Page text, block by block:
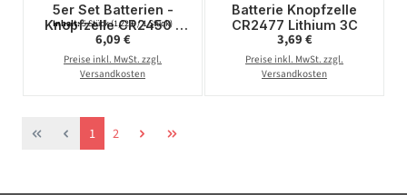
5er Set Batterien -
Knopfzelle CR2450 -
3V - LITHIUM
Inhalt:5 Stück(1,22 € / 1 Stück)
Regulärer Preis:
6,09 €
Preise inkl. MwSt. zzgl.
Versandkosten
Batterie Knopfzelle
CR2477 Lithium 3C
Regulärer Preis:
3,69 €
Preise inkl. MwSt. zzgl.
Versandkosten
Seite
1 Seite
2